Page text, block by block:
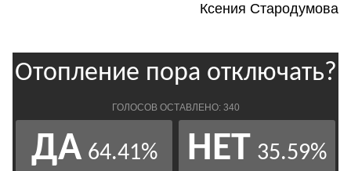
Ксения Стародумова